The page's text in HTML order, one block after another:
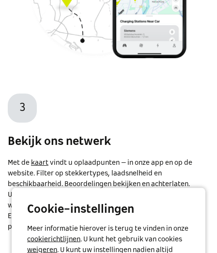
3
Bekijk ons netwerk
Met de kaart vindt u oplaadpunten – in onze app en op de
website. Filter op stekkertypes, laadsnelheid en
beschikbaarheid. Beoordelingen bekijken en achterlaten.
U kunt ook een route naar het gewenste laadstation laten
weergeven en direct vanuit de app beginnen te navigeren.
En als het station opladen op afstand aanbiedt, kunt u dat
proces ook in gang zetten.
Cookie-instellingen
Meer informatie hierover is terug te vinden in onze
cookierichtlijnen. U kunt het gebruik van cookies
weigeren. U kunt uw instellingen nadien altijd